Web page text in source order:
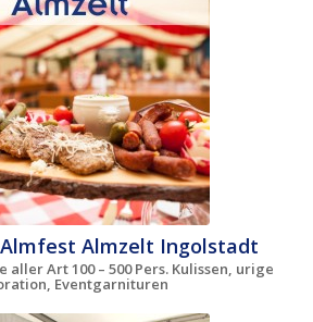
Almzelt Ingolstadt
aller Art 100 – 500 Pers. Kulissen, urige
Eventgarnituren